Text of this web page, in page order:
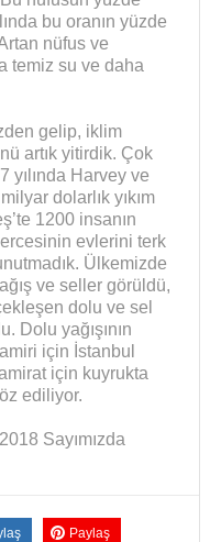
bu oranın yüzde
nüfus ve
temiz su ve daha
gelip, iklim
artık yitirdik. Çok
yılında Harvey ve
dolarlık yıkım
1200 insanın
evlerini terk
Ülkemizde
ve seller görüldü,
dolu ve sel
Dolu yağışının
için İstanbul
için kuyrukta
ediliyor.
Sayımızda
Paylaş